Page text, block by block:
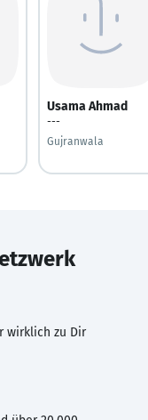
Usama Ahmad
---
Gujranwala
wirklich zu Dir